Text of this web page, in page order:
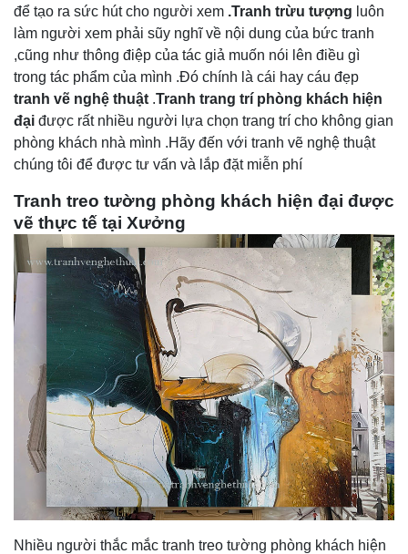
để tạo ra sức hút cho người xem .Tranh trừu tượng luôn
làm người xem phải sũy nghĩ về nội dung của bức tranh
,cũng như thông điệp của tác giả muốn nói lên điều gì
trong tác phẩm của mình .Đó chính là cái hay cáu đẹp
tranh vẽ nghệ thuật .Tranh trang trí phòng khách hiện
đại được rất nhiều người lựa chọn trang trí cho không gian
phòng khách nhà mình .Hãy đến với tranh vẽ nghệ thuật
chúng tôi để được tư vấn và lắp đặt miễn phí
Tranh treo tường phòng khách hiện đại được
vẽ thực tế tại Xưởng
Nhiều người thắc mắc tranh treo tường phòng khách hiện